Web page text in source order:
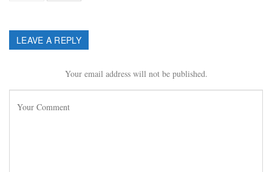
LEAVE A REPLY
Your email address will not be published.